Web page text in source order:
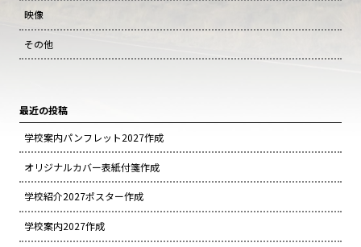
映像
その他
最近の投稿
学校案内パンフレット2027作成
オリジナルカバー表紙付箋作成
学校紹介2027ポスター作成
学校案内2027作成